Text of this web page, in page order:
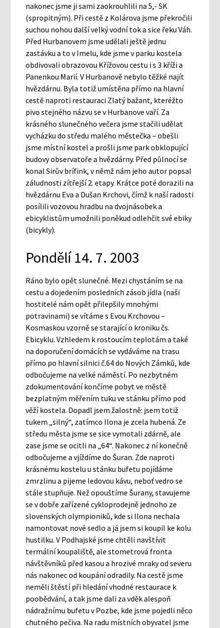
nakonec jsme ji sami zaokrouhlili na 5,- SK
(spropitným). Při cestě z Kolárova jsme překročili
suchou nohou další velký vodní tok a sice řeku Váh.
Před Hurbanovem jsme udělali ještě jednu
zastávku a to v Imelu, kde jsme v parku kostela
obdivovali obrazovou Křížovou cestu i s 3 kříži a
Panenkou Marií. V Hurbanově nebylo těžké najít
hvězdárnu. Byla totiž umístěna přímo na hlavní
cestě naproti restauraci Zlatý bažant, kteréžto
pivo stejného názvu se v Hurbanove vaří. Za
krásného slunečného večera jsme stačili udělat
vycházku do středu malého městečka – obešli
jsme místní kostel a prošli jsme park obklopující
budovy observatoře a hvězdárny. Před půlnocí se
konal Sirův brífink, v němž nám jeho autor popsal
záludnosti zítřejší 2. etapy. Krátce poté dorazili na
hvězdárnu Eva a Dušan Krchovi, čímž k naší radosti
posílili vozovou hradbu na dvojnásobek a
ebicyklistům umožnili poněkud odlehčit své ebiky
(bicykly).
Pondělí 14. 7. 2003
Ráno bylo opět slunečné. Mezi chystáním se na
cestu a dojedením posledních zásob jídla (naši
hostitelé nám opět přilepšily mnohými
potravinami) se vítáme s Evou Krchovou –
Kosmaskou vzorně se starající o kroniku čs.
Ebicyklu. Vzhledem k rostoucím teplotám a také
na doporučení domácích se vydáváme na trasu
přímo po hlavní silnici č.64 do Nových Zámků, kde
odbočujeme na velké náměstí. Po nezbytném
zdokumentování končíme pobyt ve městě
bezplatným měřením tuku ve stánku přímo pod
věží kostela. Dopadl jsem žalostně: jsem totiž
tukem „silný“, zatímco Ilona je zcela hubená. Ze
středu města jsme se sice vymotali zdárně, ale
zase jsme se ocitli na „64“. Nakonec z ní konečně
odbočujeme a vjíždíme do Šuran. Zde naproti
krásnému kostelu u stánku bufetu pojídáme
zmrzlinu a pijeme ledovou kávu, neboť vedro se
stále stupňuje. Než opouštíme Šurany, stavujeme
se v dobře zařízené cykloprodejně jednoho ze
slovenských olympioniků, kde si Ilona nechala
namontovat nové sedlo a já jsem si koupil ke kolu
hustilku. V Podhajské jsme chtěli navštívit
termální koupaliště, ale stometrová fronta
návštěvníků před kasou a hrozivé mraky od severu
nás nakonec od koupání odradily. Na cestě jsme
neměli štěstí při hledání vhodné restaurace k
poobědvání, a tak jsme dali za vděk alespoň
nádražnímu bufetu v Pozbe, kde jsme pojedli něco
chutného pečiva. Na radu místních obyvatel jsme